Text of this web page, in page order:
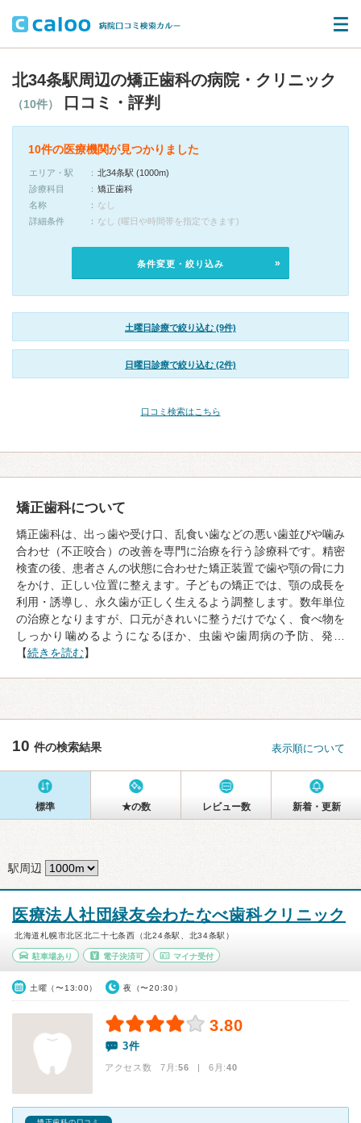
北34条駅周辺の矯正歯科の病院・クリニック
（10件） 口コミ・評判
10件の医療機関が見つかりました
エリア・駅
北34条駅 (1000m)
診療科目
矯正歯科
名称
なし
詳細条件
なし (曜日や時間帯を指定できます)
条件変更・絞り込み
土曜日診療で絞り込む (9件)
日曜日診療で絞り込む (2件)
口コミ検索はこちら
矯正歯科について
矯正歯科は、出っ歯や受け口、乱食い歯などの悪い歯並びや噛み
合わせ（不正咬合）の改善を専門に治療を行う診療科です。精密
検査の後、患者さんの状態に合わせた矯正装置で歯や顎の骨に力
をかけ、正しい位置に整えます。子どもの矯正では、顎の成長を
利用・誘導し、永久歯が正しく生えるよう調整します。数年単位
の治療となりますが、口元がきれいに整うだけでなく、食べ物を
しっかり噛めるようになるほか、虫歯や歯周病の予防、発…
【続きを読む】
10 件の検索結果 表示順について
標準 ★の数 レビュー数 新着・更新
駅周辺
医療法人社団緑友会わたなべ歯科クリニック
北海道札幌市北区北二十七条西（北24条駅、北34条駅）
駐車場あり 電子決済可 マイナ受付
土曜（〜13:00） 夜（〜20:30）
3.80
3件
アクセス数 7月:56 | 6月:40